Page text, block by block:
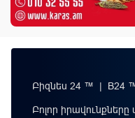
Բիզնես 24 ™ | B24
Բոլոր